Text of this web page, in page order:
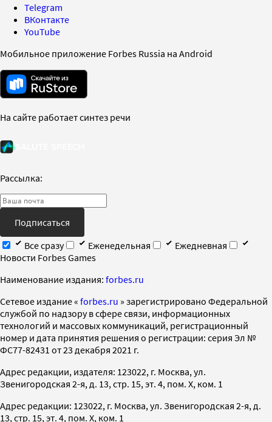
Telegram
ВКонтакте
YouTube
Мобильное приложение Forbes Russia на Android
На сайте работает синтез речи
Рассылка:
Подписаться
Все сразу
Еженедельная
Ежедневная
Новости Forbes Games
Наименование издания: forbes.ru
Cетевое издание « forbes.ru » зарегистрировано Федеральной
службой по надзору в сфере связи, информационных
технологий и массовых коммуникаций, регистрационный
номер и дата принятия решения о регистрации: серия Эл №
ФС77-82431 от 23 декабря 2021 г.
Адрес редакции, издателя: 123022, г. Москва, ул.
Звенигородская 2-я, д. 13, стр. 15, эт. 4, пом. X, ком. 1
Адрес редакции: 123022, г. Москва, ул. Звенигородская 2-я, д.
13, стр. 15, эт. 4, пом. X, ком. 1